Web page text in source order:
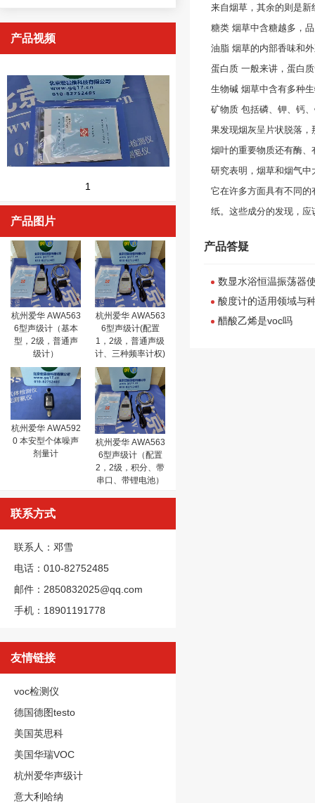
产品视频
1
产品图片
杭州爱华 AWA563
6型声级计（基本
型，2级，普通声
级计）
杭州爱华 AWA563
6型声级计(配置
1，2级，普通声级
计、三种频率计权)
杭州爱华 AWA592
0 本安型个体噪声
剂量计
杭州爱华 AWA563
6型声级计（配置
2，2级，积分、带
串口、带锂电池）
联系方式
联系人：邓雪
电话：010-82752485
邮件：2850832025@qq.com
手机：18901191778
友情链接
voc检测仪
德国德图testo
美国英思科
美国华瑞VOC
杭州爱华声级计
意大利哈纳
来自烟草，其余的则是
糖类 烟草中含糖越多，
油脂 烟草的内部香味和
蛋白质 一般来讲，蛋白
生物碱 烟草中含有多种
矿物质 包括磷、钾、钙
果发现烟灰呈片状脱落
烟叶的重要物质还有酶、
研究表明，烟草和烟气
它在许多方面具有不同
纸。这些成分的发现，
产品答疑
数显水浴恒温振荡器
酸度计的适用领域与
醋酸乙烯是voc吗